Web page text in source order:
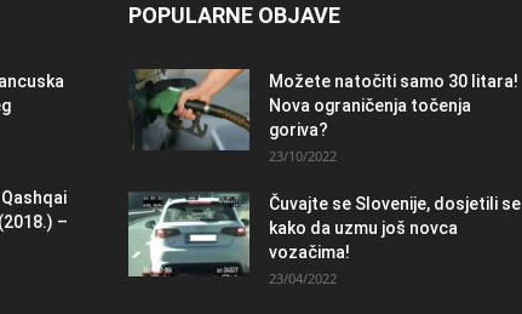
–
POPULARNE OBJAVE
Možete natočiti samo 30 litara!
Nova ograničenja točenja
goriva?
23/10/2022
Čuvajte se Slovenije, dosjetili se
kako da uzmu još novca
vozačima!
23/04/2022